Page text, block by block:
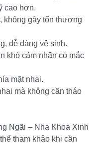
cao hơn.
không gây tổn thương
dễ dàng vệ sinh.
khó cảm nhận có mắc
mặt nhai.
mà không cần tháo
Ngãi – Nha Khoa Xinh
tham khảo khi cần